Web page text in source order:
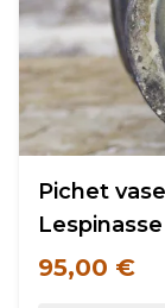
Pichet
Lespinasse
95,00 €